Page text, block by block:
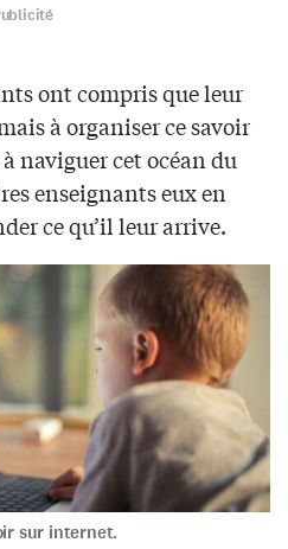
ont compris que leur
à organiser ce savoir
naviguer cet océan du
enseignants eux en
ce qu’il leur arrive.
sur internet.